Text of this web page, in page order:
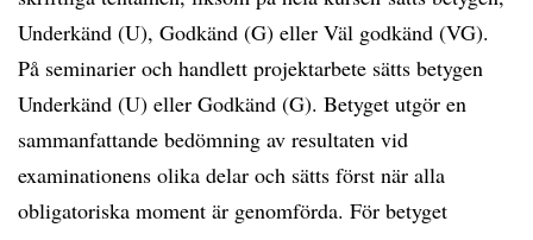
Underkänd (U), Godkänd (G) eller Väl godkänd (VG).
På seminarier och handlett projektarbete sätts betygen
Underkänd (U) eller Godkänd (G). Betyget utgör en
sammanfattande bedömning av resultaten vid
examinationens olika delar och sätts först när alla
obligatoriska moment är genomförda. För betyget